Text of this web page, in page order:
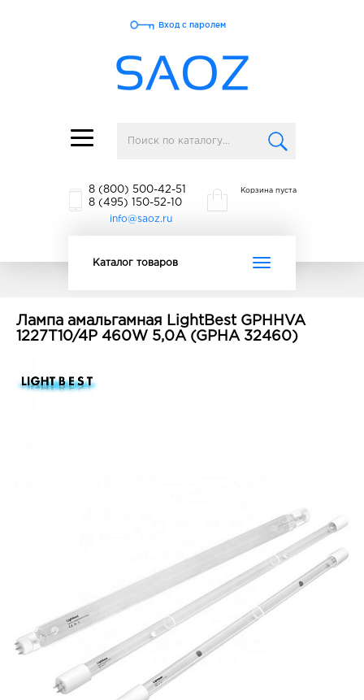
Toggle
navigation
Вход с паролем
8 (800) 500-42-51
8 (495) 150-52-10
info@saoz.ru
Корзина пуста
Toggle
Каталог товаров
Лампа амальгамная LightBest GPHHVA
1227T10/4P 460W 5,0A (GPHA 32460)